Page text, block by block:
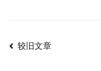
较旧文章